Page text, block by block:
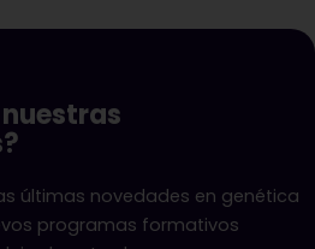
últimas novedades en genética
programas formativos